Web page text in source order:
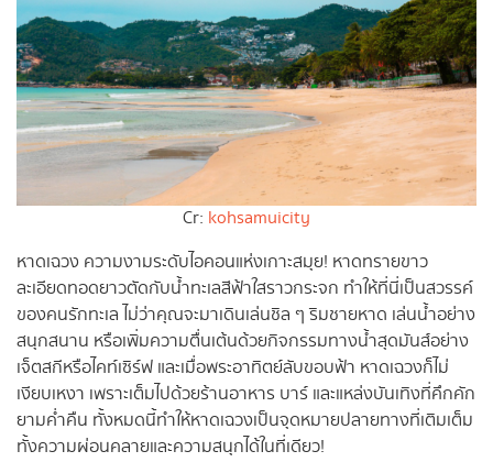
Cr: kohsamuicity
หาดเฉวง ความงามระดับไอคอนแห่งเกาะสมุย! หาดทรายขาว
ละเอียดทอดยาวตัดกับน้ำทะเลสีฟ้าใสราวกระจก ทำให้ที่นี่เป็นสวรรค์
ของคนรักทะเล ไม่ว่าคุณจะมาเดินเล่นชิล ๆ ริมชายหาด เล่นน้ำอย่าง
สนุกสนาน หรือเพิ่มความตื่นเต้นด้วยกิจกรรมทางน้ำสุดมันส์อย่าง
เจ็ตสกีหรือไคท์เซิร์ฟ และเมื่อพระอาทิตย์ลับขอบฟ้า หาดเฉวงก็ไม่
เงียบเหงา เพราะเต็มไปด้วยร้านอาหาร บาร์ และแหล่งบันเทิงที่คึกคัก
ยามค่ำคืน ทั้งหมดนี้ทำให้หาดเฉวงเป็นจุดหมายปลายทางที่เติมเต็ม
ทั้งความผ่อนคลายและความสนุกได้ในที่เดียว!